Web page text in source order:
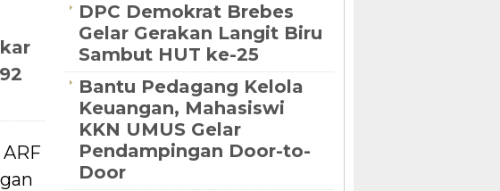
DPC Demokrat Brebes
Gelar Gerakan Langit Biru
Sambut HUT ke-25
Bantu Pedagang Kelola
Keuangan, Mahasiswi
KKN UMUS Gelar
Pendampingan Door-to-
Door